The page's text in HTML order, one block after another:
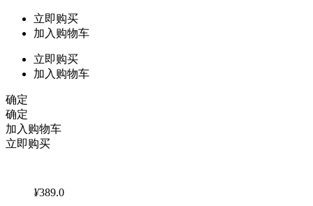
立即购买
加入购物车
立即购买
加入购物车
确定
确定
加入购物车
立即购买
¥389.0